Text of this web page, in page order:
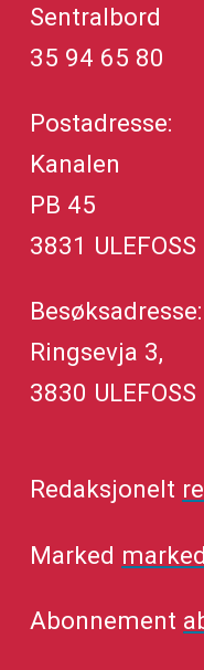
Sentralbord
35 94 65 80
Postadresse:
Kanalen
PB 45
3831 ULEFOSS
Besøksadresse:
Ringsevja 3,
3830 ULEFOSS
Redaksjonelt
Marked
Abonnement